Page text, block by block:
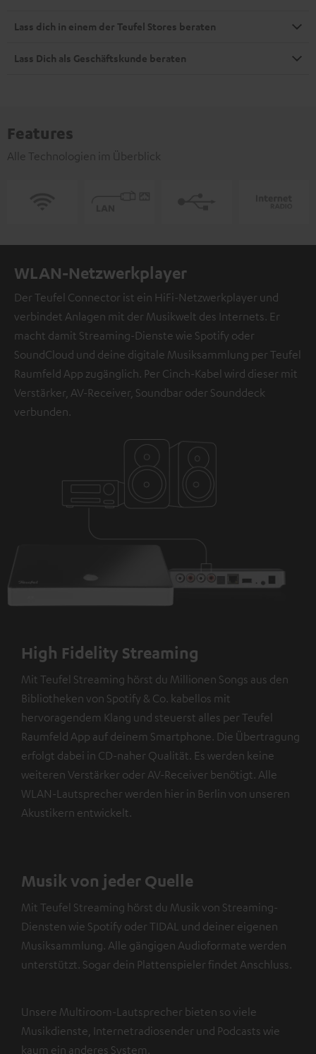
Lass dich in einem der Teufel Stores beraten
Lass Dich als Geschäftskunde beraten
Features
Alle Technologien im Überblick
WLAN-Netzwerkplayer
Der Teufel Connector ist ein HiFi-Netzwerkplayer und
verbindet Anlagen mit der Musikwelt des Internets. Er
macht damit Streaming-Dienste wie Spotify oder
SoundCloud und deine digitale Musiksammlung per Teufel
Raumfeld App zugänglich. Per Cinch-Kabel wird dieser mit
Verstärker, AV-Receiver, Soundbar oder Sounddeck
verbunden.
High Fidelity Streaming
Mit Teufel Streaming hörst du Millionen Songs aus den
Bibliotheken von Spotify & Co. kabellos mit
hervoragendem Klang und steuerst alles per Teufel
Raumfeld App auf deinem Smartphone. Die Übertragung
erfolgt dabei in CD-naher Qualität. Es werden keine
weiteren Verstärker oder AV-Receiver benötigt. Alle
WLAN-Lautsprecher werden hier in Berlin von unseren
Akustikern entwickelt.
Musik von jeder Quelle
Mit Teufel Streaming hörst du Musik von Streaming-
Diensten wie Spotify oder TIDAL und deiner eigenen
Musiksammlung. Alle gängigen Audioformate werden
unterstützt. Sogar dein Plattenspieler findet Anschluss.
Unsere Multiroom-Lautsprecher bieten so viele
Musikdienste, Internetradiosender und Podcasts wie
kaum ein anderes System.